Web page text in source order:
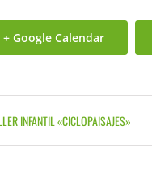
+ Google Calendar
INFANTIL «CICLOPAISAJES»